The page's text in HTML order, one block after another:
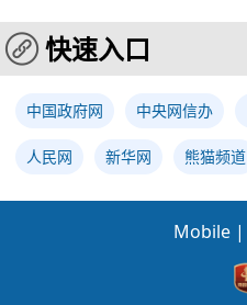
快速入口
中国政府网 中央网信办
人民网 新华网 熊猫频道
Mobile |